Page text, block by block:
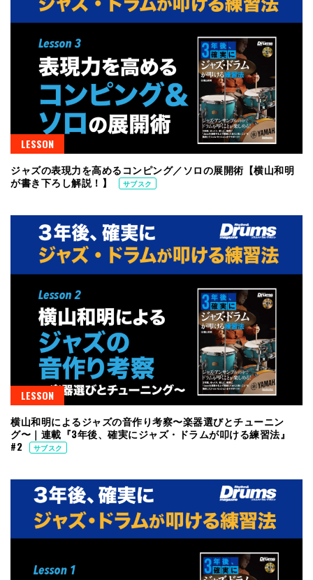
LESSON
ジャズの表現力を高めるコンピング／ソロの展開術【横山和明
が書き下ろし解説！】
サブスク
LESSON
横山和明によるジャズの音作り考察〜楽器選びとチューニン
グ〜｜連載『3年後、確実にジャズ・ドラムが叩ける練習法』
#2
サブスク